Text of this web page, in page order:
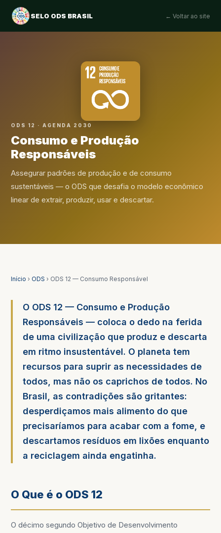
SELO ODS BRASIL ← Voltar ao site
ODS 12 · AGENDA 2030
Consumo e Produção
Responsáveis
Assegurar padrões de produção e de consumo
sustentáveis — o ODS que desafia o modelo econômico
linear de extrair, produzir, usar e descartar.
Início ›ODS › ODS 12 — Consumo Responsável
O ODS 12 — Consumo e Produção
Responsáveis — coloca o dedo na ferida
de uma civilização que produz e descarta
em ritmo insustentável. O planeta tem
recursos para suprir as necessidades de
todos, mas não os caprichos de todos. No
Brasil, as contradições são gritantes:
desperdiçamos mais alimento do que
precisaríamos para acabar com a fome, e
descartamos resíduos em lixões enquanto
a reciclagem ainda engatinha.
O Que é o ODS 12
O décimo segundo Objetivo de Desenvolvimento